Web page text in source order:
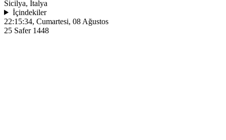
Sicilya, İtalya
İçindekiler
22:15:34, Cumartesi, 08 Ağustos
25 Safer 1448